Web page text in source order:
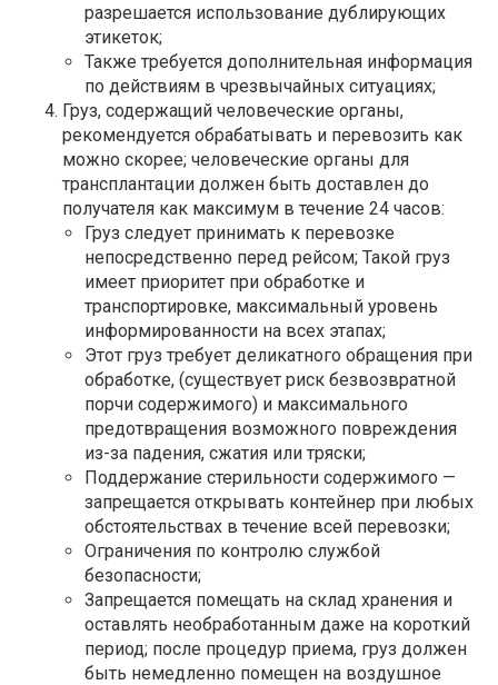
разрешается использование дублирующих
этикеток;
Также требуется дополнительная информация
по действиям в чрезвычайных ситуациях;
Груз, содержащий человеческие органы,
рекомендуется обрабатывать и перевозить как
можно скорее; человеческие органы для
трансплантации должен быть доставлен до
получателя как максимум в течение 24 часов:
Груз следует принимать к перевозке
непосредственно перед рейсом; Такой груз
имеет приоритет при обработке и
транспортировке, максимальный уровень
информированности на всех этапах;
Этот груз требует деликатного обращения при
обработке, (существует риск безвозвратной
порчи содержимого) и максимального
предотвращения возможного повреждения
из-за падения, сжатия или тряски;
Поддержание стерильности содержимого —
запрещается открывать контейнер при любых
обстоятельствах в течение всей перевозки;
Ограничения по контролю службой
безопасности;
Запрещается помещать на склад хранения и
оставлять необработанным даже на короткий
период; после процедур приема, груз должен
быть немедленно помещен на воздушное